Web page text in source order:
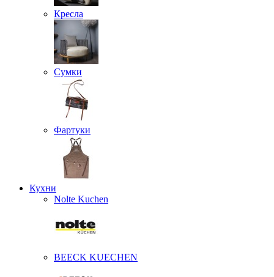
Кресла
Сумки
Фартуки
Кухни
Nolte Kuchen
BEECK KUECHEN